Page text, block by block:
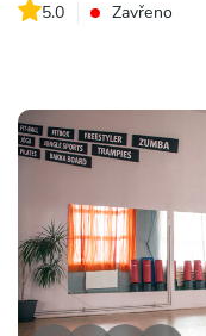
5.0
Zavřeno